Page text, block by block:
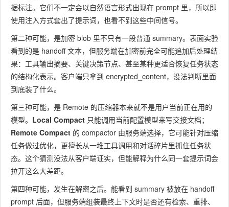
据标注。它们不一定会以自然语言形式出现在 prompt 里，所以即
使用注入方式套出了提示词，也看不到这些中间信号。
第二种可能，是加密 blob 里不只有一段普通 summary。表面实验
看到的是 handoff 文本，但服务端在加密前完全可能追加后处理结
果：工具输出摘要、关键决策节点、甚至某种更适合恢复任务状态
的结构化表示。客户端只拿到 encrypted_content，没法判断里面
到底装了什么。
第三种可能，是 Remote 的压缩器本来就不是用户当前正在用的
模型。 Local Compact 只能调用当前配置模型来写交接文档；
Remote Compact 的 compactor 由服务端选择，它可能针对压缩
任务做过优化，更擅长从一堆工具调用和对话碎片里抓住任务状
态。这个猜测没法从客户端证实，但能解释为什么同一套提示词会
拉开这么大差距。
第四种可能，发生在解密之后。能看到 summary 被放在 handoff
prompt 后面，但服务端组装最终上下文时是否还有检索、重排、